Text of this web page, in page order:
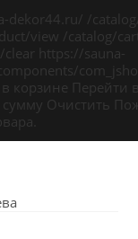
dekor44.ru/ /
view /catalog/
https://sauna-
корзине Перейти
сумму Очистить